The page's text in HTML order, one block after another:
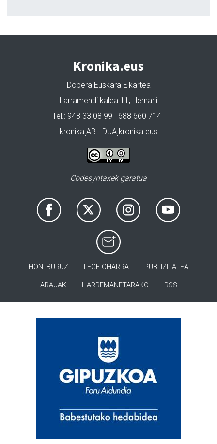
Kronika.eus
Dobera Euskara Elkartea
Larramendi kalea 11, Hernani
Tel.: 943 33 08 99 · 688 660 714 ·
kronika[ABILDUA]kronika.eus
Codesyntaxek garatua
HONI BURUZ LEGE OHARRA PUBLIZITATEA
ARAUAK HARREMANETARAKO RSS